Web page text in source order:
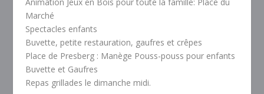
Marché
Spectacles enfants
Buvette, petite restauration, gaufres et crêpes
Place de Presberg : Manège Pouss-pouss pour enfants
Buvette et Gaufres
Repas grillades le dimanche midi.